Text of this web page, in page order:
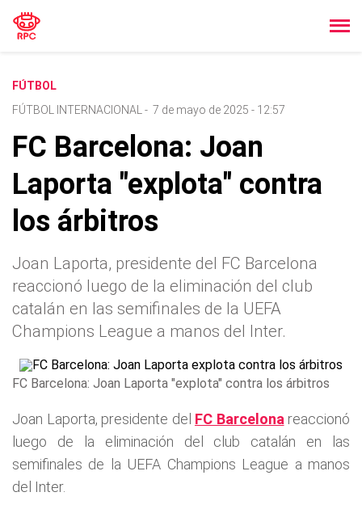
FÚTBOL
FÚTBOL INTERNACIONAL
- 7 de mayo de 2025 - 12:57
FC Barcelona: Joan
Laporta "explota" contra
los árbitros
Joan Laporta, presidente del FC Barcelona
reaccionó luego de la eliminación del club
catalán en las semifinales de la UEFA
Champions League a manos del Inter.
FC Barcelona: Joan Laporta "explota" contra los árbitros
Joan Laporta, presidente del FC Barcelona reaccionó
luego de la eliminación del club catalán en las
semifinales de la UEFA Champions League a manos
del Inter.